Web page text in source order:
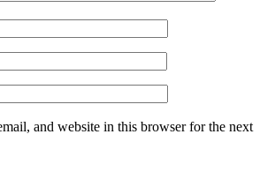
and website in this browser for the next